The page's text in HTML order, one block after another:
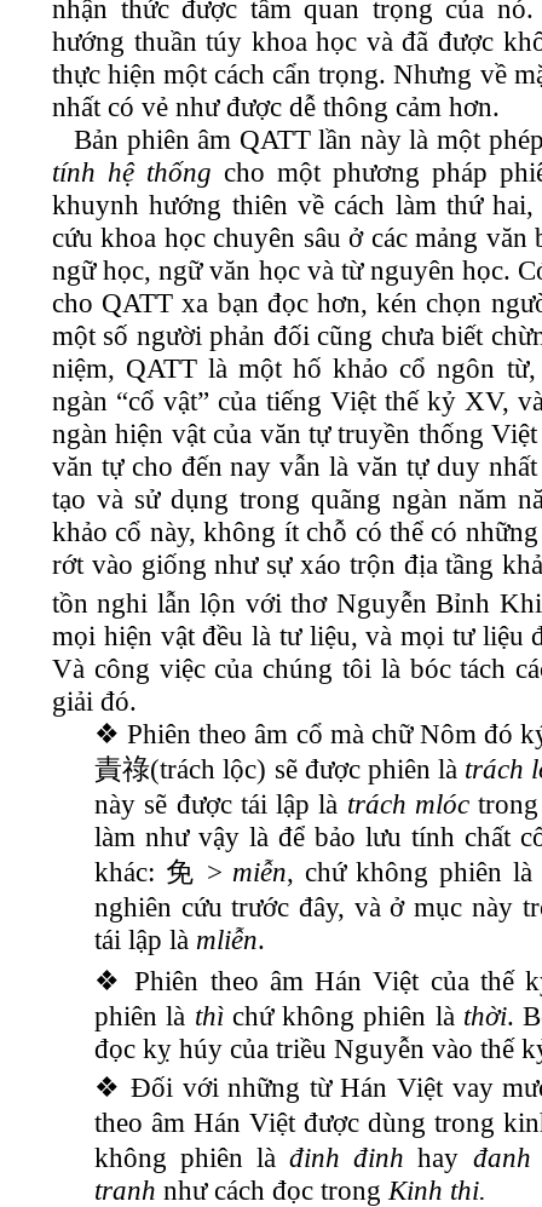
nhận thức được tầm quan trọng của
hướng thuần túy khoa học và đã được
thực hiện một cách cẩn trọng. Nhưng về
nhất có vẻ như được dễ thông cảm hơn.
Bản phiên âm QATT lần này là một
tính hệ thống cho một phương pháp
khuynh hướng thiên về cách làm thứ
cứu khoa học chuyên sâu ở các mảng
ngữ học, ngữ văn học và từ nguyên học.
cho QATT xa bạn đọc hơn, kén chọn
một số người phản đối cũng chưa biết
niệm, QATT là một hố khảo cổ ngôn
ngàn “cổ vật” của tiếng Việt thế kỷ XV,
ngàn hiện vật của văn tự truyền thống
văn tự cho đến nay vẫn là văn tự duy
tạo và sử dụng trong quãng ngàn năm
khảo cổ này, không ít chỗ có thể có
rớt vào giống như sự xáo trộn địa tầng
tồn nghi lẫn lộn với thơ Nguyễn Bỉnh
mọi hiện vật đều là tư liệu, và mọi tư liệu
Và công việc của chúng tôi là bóc tách
giải đó.
❖ Phiên theo âm cổ mà chữ Nôm đó
責祿(trách lộc) sẽ được phiên là trách
này sẽ được tái lập là trách mlóc
làm như vậy là để bảo lưu tính chất
khác: 免 > miễn, chứ không phiên là
nghiên cứu trước đây, và ở mục này
tái lập là mliễn.
❖ Phiên theo âm Hán Việt của thế
phiên là thìchứ không phiên là thời.
đọc kỵ húy của triều Nguyễn vào thế
❖ Đối với những từ Hán Việt vay
theo âm Hán Việt được dùng trong
không phiên làđinh đinh hay đanh
tranh như cách đọc trong Kinh thi.